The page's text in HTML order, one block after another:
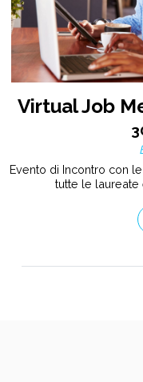
Virtual Job
Evento di Incontro con
tutte le laureate